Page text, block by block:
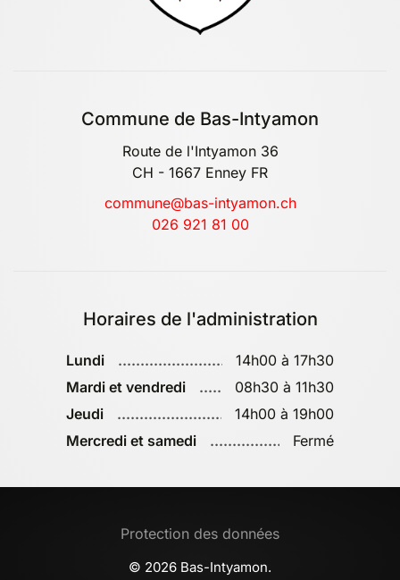
Commune de Bas-Intyamon
Route de l'Intyamon 36
CH - 1667 Enney FR
commune@bas-intyamon.ch
026 921 81 00
Horaires de l'administration
Lundi
14h00 à 17h30
Mardi et vendredi
08h30 à 11h30
Jeudi
14h00 à 19h00
Mercredi et samedi
Fermé
© 2026 Bas-Intyamon.
Protection des données